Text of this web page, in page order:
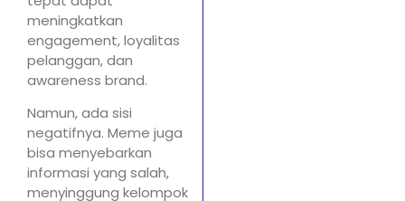
meningkatkan
engagement, loyalitas
pelanggan, dan
awareness brand.
Namun, ada sisi
negatifnya. Meme juga
bisa menyebarkan
informasi yang salah,
menyinggung kelompok